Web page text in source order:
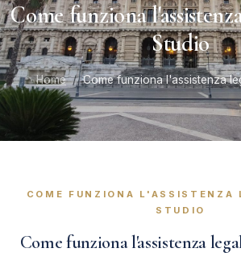
Come funziona
Studio
Home Come funziona l'assistenza
COME FUNZIONA L'ASSISTENZA
STUDIO
Come funziona l'assistenza